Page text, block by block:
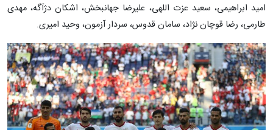
امید ابراهیمی، سعید عزت اللهی، علیرضا جهانبخش، اشکان دژآگه، مهدی
طارمی، رضا قوچان نژاد، سامان قدوس، سردار آزمون، وحید امیری.